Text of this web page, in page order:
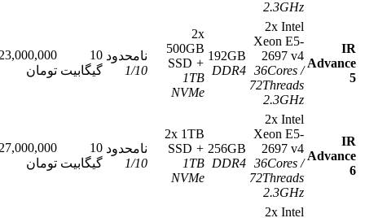
Xeon E5-
2697 v4
36Cores/
72Threads
192GB
DDR4
2x
500GB
SSD
1TB
NVMe
نامحدود
1/10
10
گیگابیت
23,000,000
تومان
سفارش
Xeon E5-
2697 v4
36Cores/
72Threads
256GB
DDR4
2x 1TB
SSD
1TB
NVMe
نامحدود
/10
10
گیگابیت
27,000,000
تومان
سفارش